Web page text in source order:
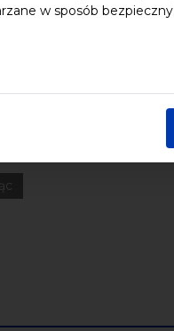
w sposób
wydarzenia bezpłatne